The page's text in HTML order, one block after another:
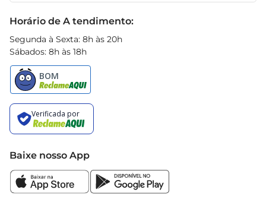
Horário de A tendimento:
Segunda à Sexta: 8h às 20h
Sábados: 8h às 18h
Baixe nosso App